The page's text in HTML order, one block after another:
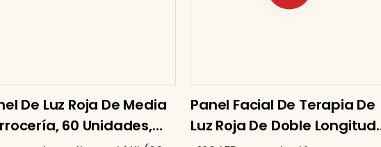
De Luz Roja De Media
60 Unidades,
Panel Facial De Terapia De
Luz Roja De Doble Longitud